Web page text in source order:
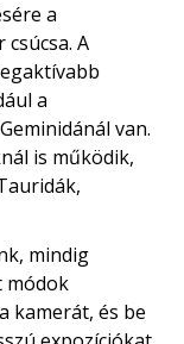
a
A
a
van.
is működik,
mindig
módok
kamerát, és be